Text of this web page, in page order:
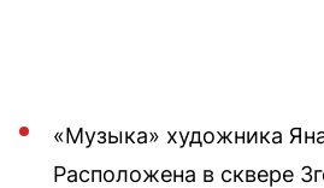
«Музыка» художника
Расположена в сквере